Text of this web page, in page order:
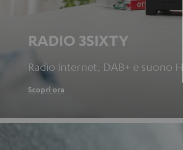
RADIO 3SIXTY
Radio internet, DAB+ e suono
Scopri ora